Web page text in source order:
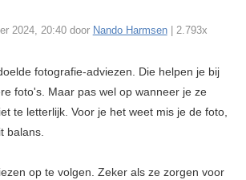
2024, 20:40 door Nando Harmsen| 2.793x
fotografie-adviezen. Die helpen je bij
foto's. Maar pas wel op wanneer je ze
te letterlijk. Voor je het weet mis je de foto,
balans.
op te volgen. Zeker als ze zorgen voor